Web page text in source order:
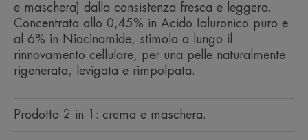
e maschera) dalla consistenza fresca e leggera.
Concentrata allo 0,45% in Acido Ialuronico puro e
al 6% in Niacinamide, stimola a lungo il
rinnovamento cellulare, per una pelle naturalmente
rigenerata, levigata e rimpolpata.
Prodotto 2 in 1: crema e maschera.